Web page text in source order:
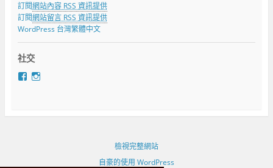
訂閱網站內容 RSS 資訊提供
訂閱網站留言 RSS 資訊提供
WordPress 台灣繁體中文
社交
在
e
t
檢視完整網站
自豪的使用 WordPress